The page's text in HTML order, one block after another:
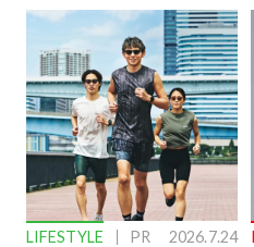
下を救う、脳のインナ
ーケアとは
LIFESTYLE PR 2026.7.24